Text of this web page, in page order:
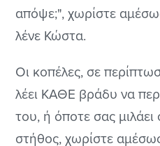
απόψε;", χωρίστε
λένε Κώστα.
Οι κοπέλες, σε
λέει ΚΑΘΕ βράδυ να
του, ή όποτε σας μιλάει
στήθος, χωρίστε